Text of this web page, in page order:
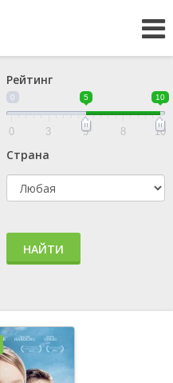
Рейтинг
0 5 10
0 3 5 8 10
Страна
НАЙТИ